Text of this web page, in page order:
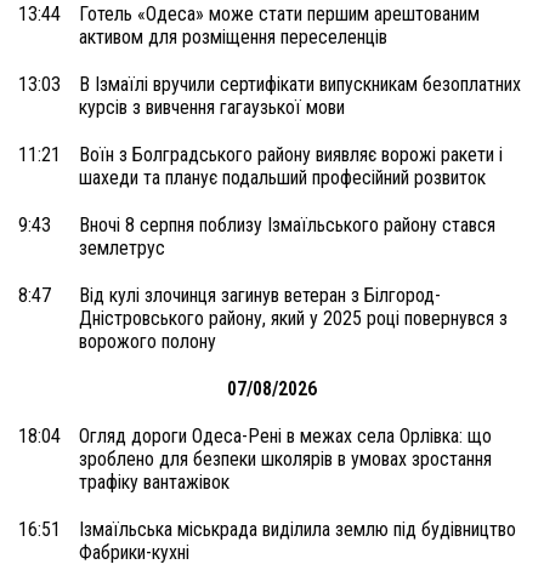
13:44
Готель «Одеса» може стати першим арештованим
активом для розміщення переселенців
13:03
В Ізмаїлі вручили сертифікати випускникам безоплатних
курсів з вивчення гагаузької мови
11:21
Воїн з Болградського району виявляє ворожі ракети і
шахеди та планує подальший професійний розвиток
9:43
Вночі 8 серпня поблизу Ізмаїльського району стався
землетрус
8:47
Від кулі злочинця загинув ветеран з Білгород-
Дністровського району, який у 2025 році повернувся з
ворожого полону
07/08/2026
18:04
Огляд дороги Одеса-Рені в межах села Орлівка: що
зроблено для безпеки школярів в умовах зростання
трафіку вантажівок
16:51
Ізмаїльська міськрада виділила землю під будівництво
Фабрики-кухні